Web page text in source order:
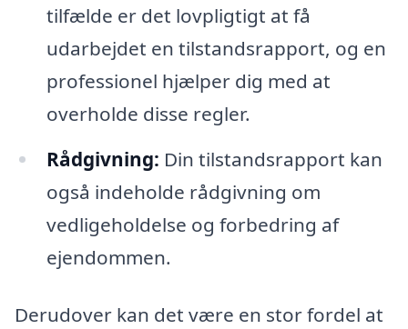
tilfælde er det lovpligtigt at få
udarbejdet en tilstandsrapport, og en
professionel hjælper dig med at
overholde disse regler.
Rådgivning: Din tilstandsrapport kan
også indeholde rådgivning om
vedligeholdelse og forbedring af
ejendommen.
Derudover kan det være en stor fordel at